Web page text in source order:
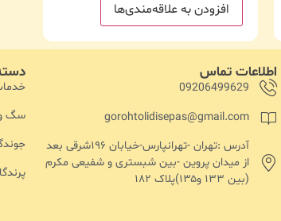
افزودن به علاقه‌مندی‌ها
اطلاعات تماس
09206499629
gorohtolidisepas@gmail.com
آدرس :تهران -تهرانپارس-خیابان ۱۹۶شرقی بعد
از میدان پروین -بین شبستری و شفیعی مکرم
(بین ۱۳۳ و۱۳۵)پلاک ۱۸۲
سگ و